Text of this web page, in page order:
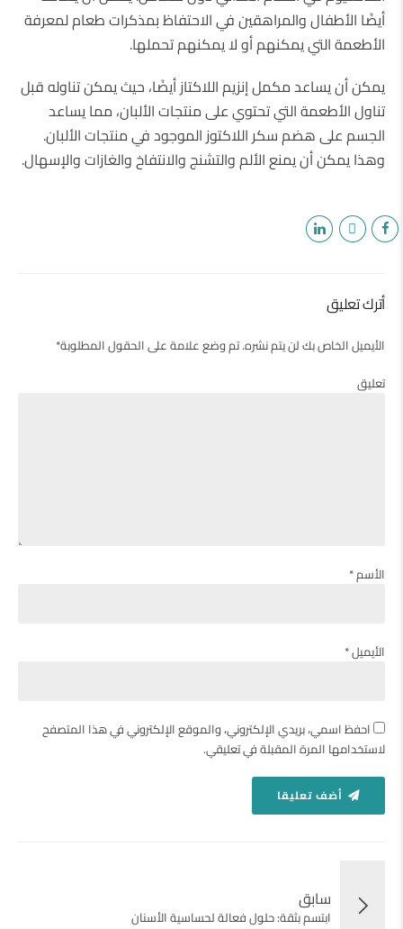
أيضًا الأطفال والمراهقين في الاحتفاظ بمذكرات طعام لمعرفة
الأطعمة التي يمكنهم أو لا يمكنهم تحملها.
يمكن أن يساعد مكمل إنزيم اللاكتاز أيضًا، حيث يمكن تناوله قبل
تناول الأطعمة التي تحتوي على منتجات الألبان، مما يساعد
الجسم على هضم سكر اللاكتوز الموجود في منتجات الألبان.
وهذا يمكن أن يمنع الألم والتشنج والانتفاخ والغازات والإسهال.
أترك تعليق
الأيميل الخاص بك لن يتم نشره. تم وضع علامة على الحقول المطلوبة*
تعليق
الأسم *
الأيميل *
احفظ اسمي، بريدي الإلكتروني، والموقع الإلكتروني في هذا المتصفح
لاستخدامها المرة المقبلة في تعليقي.
أضف تعليقا
سابق
ابتسم بثقة: حلول فعالة لحساسية الأسنان